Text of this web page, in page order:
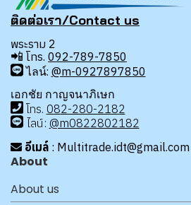
ติดต่อเรา/Contact us
พระราม 2
📲 โทร. 092-789-7850
ไลน์: @m-0927897850
เอกชัย กาญจนาภิเษก
โทร. 082-280-2182
ไลน์: @m0822802182
อีเมล์ : Multitrade.idt@gmail.com
About
About us